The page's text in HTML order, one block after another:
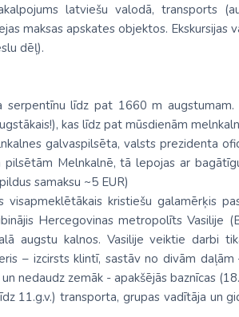
latviešu valodā, transports
maksas apskates objektos. Ekskursijas
dēļ).
līdz pat 1660 m augstumam.
kas līdz pat mūsdienām
galvaspilsēta, valsts prezidenta
Melnkalnē, tā lepojas ar
samaksu ~5 EUR)
kristiešu galamērķis
Hercegovinas metropolīts Vasilije
augstu kalnos. Vasilije veiktie darbi
– izcirsts klintī, sastāv no divām
nedaudz zemāk - apakšējās baznīcas
11.g.v.) transporta, grupas vadītāja un